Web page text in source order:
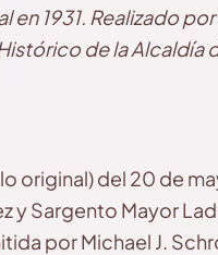
en 1931. Realizado
de la Alcaldía
original) del 20 de
y Sargento Mayor
por Michael J.